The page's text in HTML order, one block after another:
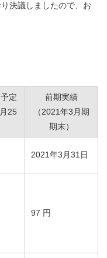
決議しましたので、お
定
25
前期実績
（2021年3月期
期末）
2021年3月31日
97 円